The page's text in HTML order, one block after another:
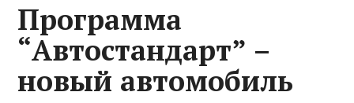
Программа
“Автостандарт” –
новый автомобиль